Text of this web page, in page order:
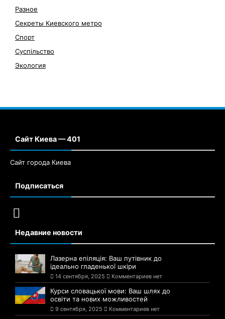
Разное
Секреты Киевского метро
Спорт
Суспільство
Экология
Сайт Киева — 401
Сайт города Киева
Подписаться
Недавние новости
Лазерна епіляція: Ваш путівник до
ідеально гладенької шкіри
14 сентября, 2025 Комментариев нет
Курси словацької мови: Ваш шлях до
освіти та нових можливостей
9 сентября, 2025 Комментариев нет